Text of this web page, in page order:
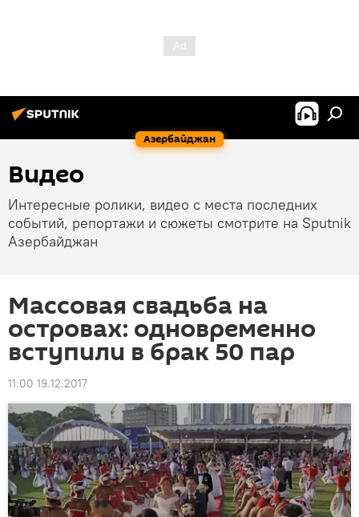
Азербайджан
Видео
Интересные ролики, видео с места последних
событий, репортажи и сюжеты смотрите на Sputnik
Азербайджан
Массовая свадьба на
островах: одновременно
вступили в брак 50 пар
11:00 19.12.2017